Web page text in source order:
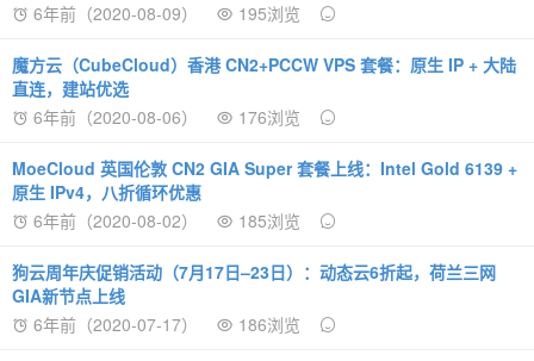
6年前（2020-08-09）
195浏览
魔方云（CubeCloud）香港 CN2+PCCW VPS 套餐：原生 IP + 大陆
直连，建站优选
6年前（2020-08-06）
176浏览
MoeCloud 英国伦敦 CN2 GIA Super 套餐上线：Intel Gold 6139 +
原生 IPv4，八折循环优惠
6年前（2020-08-02）
185浏览
狗云周年庆促销活动（7月17日–23日）：动态云6折起，荷兰三网
GIA新节点上线
6年前（2020-07-17）
186浏览